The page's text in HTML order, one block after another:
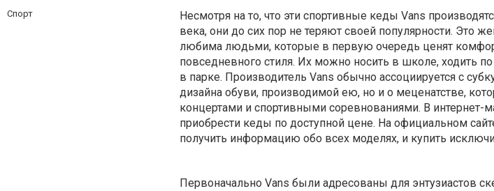
Спорт
Несмотря на то, что эти спортивные кеды Vans
века, они до сих пор не теряют своей популярности. Это
любима людьми, которые в первую очередь ценят
повседневного стиля. Их можно носить в школе, ходить
в парке. Производитель Vans обычно ассоциируется с
дизайна обуви, производимой ею, но и о меценатстве,
концертами и спортивными соревнованиями. В интернет-
приобрести кеды по доступной цене. На официальном
получить информацию обо всех моделях, и купить
Первоначально Vans были адресованы для энтузиастов